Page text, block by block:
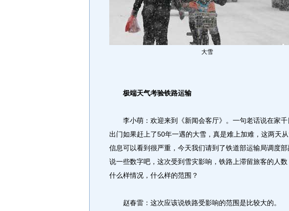
大雪
极端天气考验铁路运输
李小萌：欢迎来到《新闻会客厅》。一句老话说在家千
出门如果赶上了50年一遇的大雪，真是难上加难，这两天
信息可以看到很严重，今天我们请到了铁道部运输局调度
说一些数字吧，这次受到雪灾影响，铁路上滞留旅客的人
什么样情况，什么样的范围？
赵春雷：这次应该说铁路受影响的范围是比较大的。